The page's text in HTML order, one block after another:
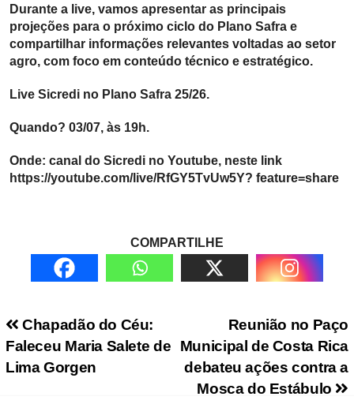
Durante a live, vamos apresentar as principais
projeções para o próximo ciclo do Plano Safra e
compartilhar informações relevantes voltadas ao setor
agro, com foco em conteúdo técnico e estratégico.
Live Sicredi no Plano Safra 25/26.
Quando? 03/07, às 19h.
Onde: canal do Sicredi no Youtube, neste link
https://youtube.com/live/RfGY5TvUw5Y? feature=share
COMPARTILHE
Navegação de PostReunião no Paço
Municipal de Costa Rica
debateu ações contra a
Mosca do Estábulo
Chapadão do Céu:
Faleceu Maria Salete de
Lima Gorgen